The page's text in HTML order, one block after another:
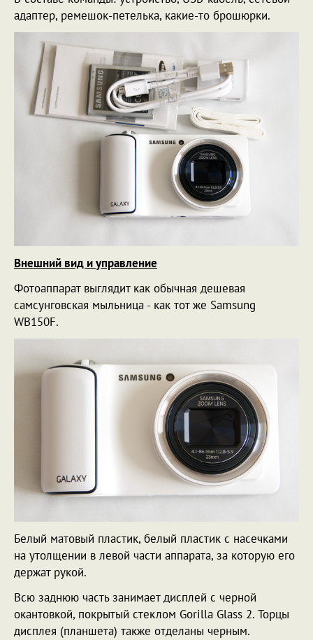
адаптер, ремешок-петелька, какие-то брошюрки.
Внешний вид и управление
Фотоаппарат выглядит как обычная дешевая
самсунговская мыльница - как тот же Samsung
WB150F.
Белый матовый пластик, белый пластик с насечками
на утолщении в левой части аппарата, за которую его
держат рукой.
Всю заднюю часть занимает дисплей с черной
окантовкой, покрытый стеклом Gorilla Glass 2. Торцы
дисплея (планшета) также отделаны черным.